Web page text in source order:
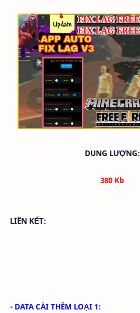
DUNG LƯỢNG:
380 Kb
LIÊN KẾT:
- DATA CÀI THÊM LOẠI 1: